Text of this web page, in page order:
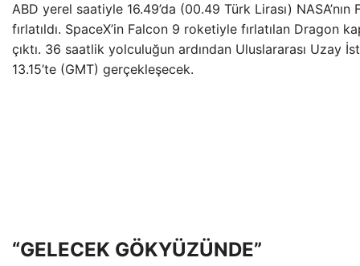
ABD yerel saatiyle 16.49’da (00.49 Türk Lirası)
fırlatıldı. SpaceX’in Falcon 9 roketiyle fırlatılan Dragon
çıktı. 36 saatlik yolculuğun ardından Uluslararası Uzay
13.15’te (GMT) gerçekleşecek.
“GELECEK GÖKYÜZÜNDE”